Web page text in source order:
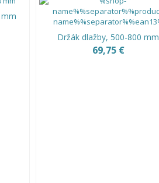
Držák dlažby, 500-800 mm
69,75 €